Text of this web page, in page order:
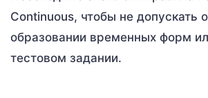
Continuous, чтобы не допускать
образовании временных форм
тестовом задании.